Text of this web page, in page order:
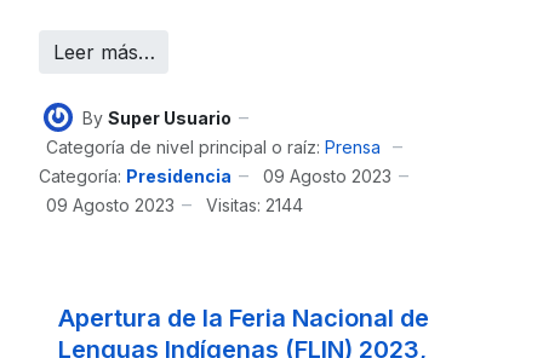
Leer más…
By Super Usuario
Categoría de nivel principal o raíz: Prensa
Categoría: Presidencia
09 Agosto 2023
09 Agosto 2023
Visitas: 2144
Apertura de la Feria Nacional de
Lenguas Indígenas (FLIN) 2023,